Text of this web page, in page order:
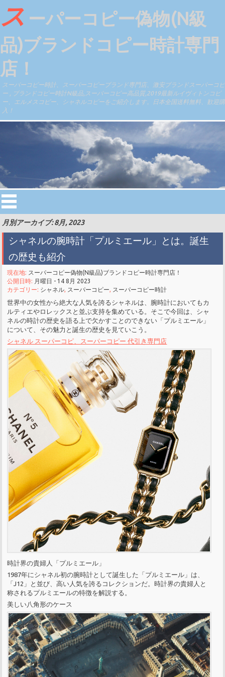
ス ーパーコピー偽物(N級
品)ブランドコピー時計専門
店！
スーパーコピー時計、スーパーコピーブランド専門店、激安ブランドスーパーコピ
ー , ブランドコピー時計N級品,スーパーコピー高品質,2019最新ルイヴィトンコピ
ー、エルメスコピー、シャネルコピーをご紹介します。日本全国送料無料、歓迎購
入！
月別アーカイブ: 8月, 2023
シャネルの腕時計「プルミエール」とは。誕生
の歴史も紹介
現在地: スーパーコピー偽物(N級品)ブランドコピー時計専門店！
公開日時: 月曜日 - 14 8月 2023
カテゴリー: シャネル, スーパーコピー, スーパーコピー時計
世界中の女性から絶大な人気を誇るシャネルは、腕時計においてもカ
ルティエやロレックスと並ぶ支持を集めている。そこで今回は、シャ
ネルの時計の歴史を語る上で欠かすことのできない「プルミエール」
について、その魅力と誕生の歴史を見ていこう。
シャネル スーパーコピ、スーパーコピー 代引き専門店
時計界の貴婦人「プルミエール」
1987年にシャネル初の腕時計として誕生した「プルミエール」は、
「J12」と並び、高い人気を誇るコレクションだ。時計界の貴婦人と
称されるプルミエールの特徴を解説する。
美しい八角形のケース